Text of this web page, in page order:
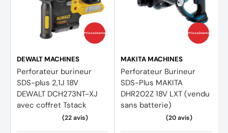
1 coffret Mak-Pac (821550-0)
1 moulage Mak-Pac (839245-1)
Prix coûtants
DEWALT MACHINES
Perforateur burineur
SDS-plus 2,1J 18V
DEWALT DCH273NT-XJ
avec coffret Tstack
Prix coûtants
MAKITA MACHINES
Perforateur Burineur
SDS-Plus MAKITA
DHR202Z 18V LXT (vendu
sans batterie)